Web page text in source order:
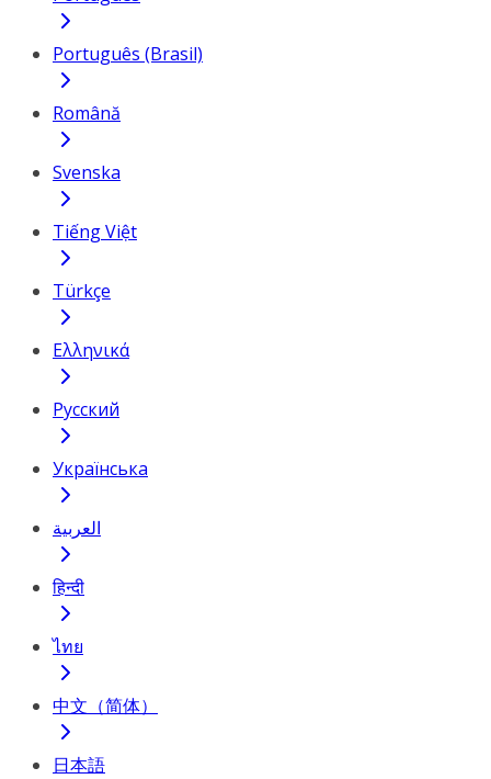
Português (Brasil)
Română
Svenska
Tiếng Việt
Türkçe
Ελληνικά
Русский
Українська
العربية
हिन्दी
ไทย
中文（简体）
日本語